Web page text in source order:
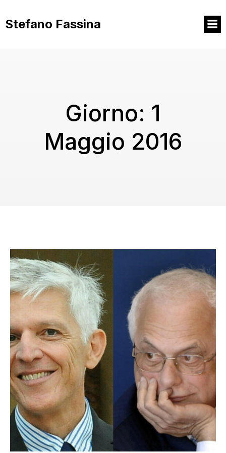
contenuto
Stefano Fassina
Giorno: 1
Maggio 2016